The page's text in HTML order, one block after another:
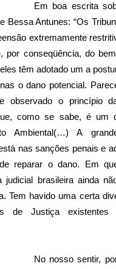
Em boa escrita
Bessa Antunes: “Os
extremamente
por conseqüência, do
têm adotado um a
o dano potencial.
observado o princípio
como se sabe, é um
Ambiental(…) A
nas sanções penais e
reparar o dano. Em
judicial brasileira ainda
Tem havido uma certa
de Justiça existentes
No nosso sentir,